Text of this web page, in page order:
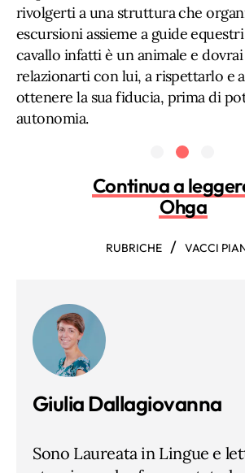
rivolgerti a una struttura che
escursioni assieme a guide
cavallo infatti è un animale e
relazionarti con lui, a rispettarlo e
ottenere la sua fiducia, prima di
autonomia.
Continua a
Ohga
RUBRICHE / VACCI
Giulia Dallagiovanna
Sono Laureata in Lingue e